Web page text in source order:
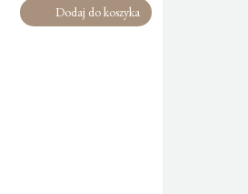
Dodaj do koszyka